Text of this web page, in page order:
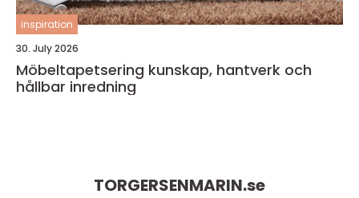
inspiration
30. July 2026
Möbeltapetsering kunskap, hantverk och
hållbar inredning
TORGERSENMARIN.se